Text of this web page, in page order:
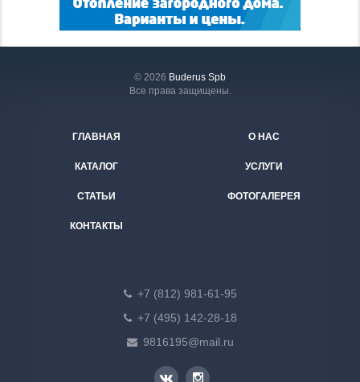
© 2026 Buderus Spb
Все права защищены.
ГЛАВНАЯ О НАС
КАТАЛОГ УСЛУГИ
СТАТЬИ ФОТОГАЛЕРЕЯ
КОНТАКТЫ
+7 (812) 981-61-95
+7 (495) 142-28-18
9816195@mail.ru